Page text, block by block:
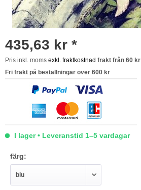
435,63 kr *
Pris inkl. moms exkl. fraktkostnad frakt från 60 kr
Fri frakt på beställningar över 600 kr
I lager • Leveranstid 1–5 vardagar
färg: